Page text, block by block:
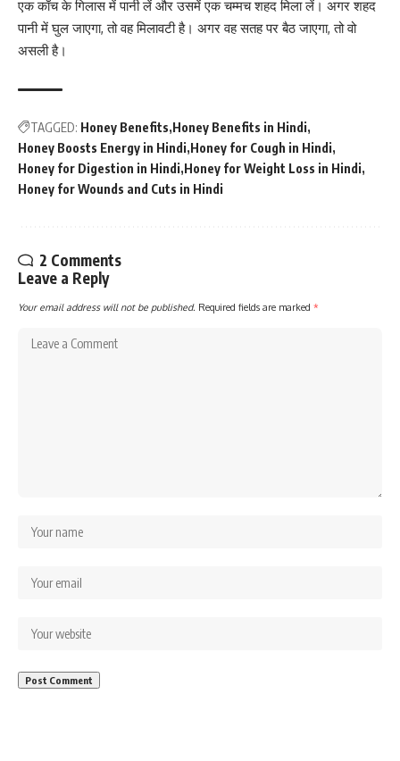
एक काँच के गिलास में पानी लें और उसमें एक चम्मच शहद मिला लें। अगर शहद
पानी में घुल जाएगा, तो वह मिलावटी है। अगर वह सतह पर बैठ जाएगा, तो वो
असली है।
TAGGED: Honey Benefits Honey Benefits in Hindi
Honey Boosts Energy in Hindi Honey for Cough in Hindi
Honey for Digestion in Hindi Honey for Weight Loss in Hindi
Honey for Wounds and Cuts in Hindi
2 Comments
Leave a Reply
Your email address will not be published. Required fields are marked *